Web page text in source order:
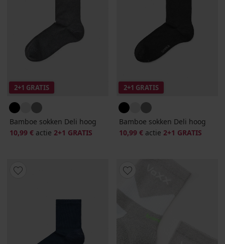
2+1 GRATIS
Bamboe sokken Deli hoog
10,99 € actie 2+1 GRATIS
2+1 GRATIS
Bamboe sokken Deli hoog
10,99 € actie 2+1 GRATIS